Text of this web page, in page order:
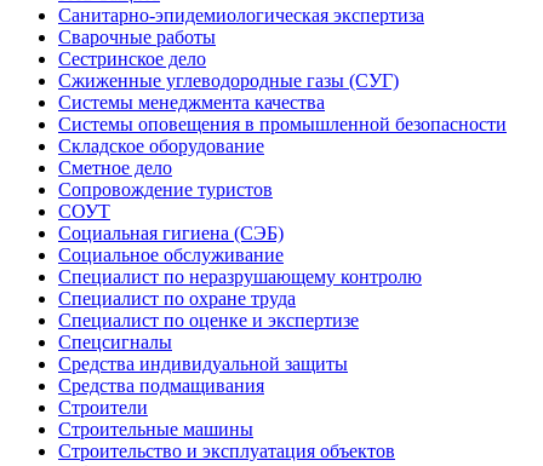
Санитарно-эпидемиологическая экспертиза
Сварочные работы
Сестринское дело
Сжиженные углеводородные газы (СУГ)
Системы менеджмента качества
Системы оповещения в промышленной безопасности
Складское оборудование
Сметное дело
Сопровождение туристов
СОУТ
Социальная гигиена (СЭБ)
Социальное обслуживание
Специалист по неразрушающему контролю
Специалист по охране труда
Специалист по оценке и экспертизе
Спецсигналы
Средства индивидуальной защиты
Средства подмащивания
Строители
Строительные машины
Строительство и эксплуатация объектов